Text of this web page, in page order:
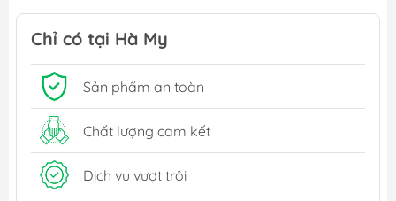
Chỉ có tại Hà My
Sản phẩm an toàn
Chất lượng cam kết
Dịch vụ vượt trội